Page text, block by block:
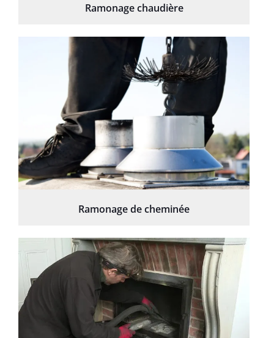
Ramonage chaudière
Ramonage de cheminée